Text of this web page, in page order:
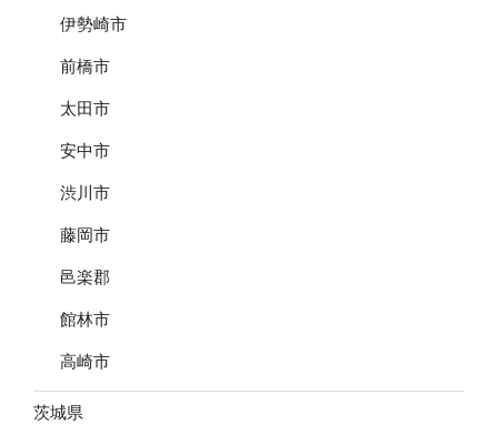
伊勢崎市
前橋市
太田市
安中市
渋川市
藤岡市
邑楽郡
館林市
高崎市
茨城県